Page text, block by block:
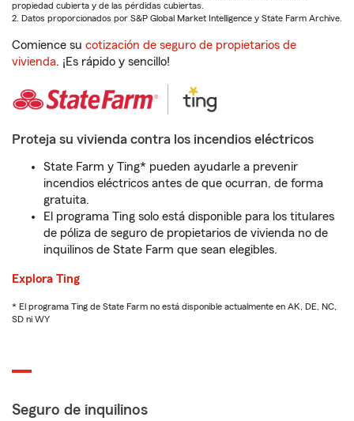
propiedad cubierta y de las pérdidas cubiertas.
2. Datos proporcionados por S&P Global Market Intelligence y State Farm Archive.
Comience su cotización de seguro de propietarios de
vivienda. ¡Es rápido y sencillo!
Proteja su vivienda contra los incendios eléctricos
State Farm y Ting* pueden ayudarle a prevenir
incendios eléctricos antes de que ocurran, de forma
gratuita.
El programa Ting solo está disponible para los titulares
de póliza de seguro de propietarios de vivienda no de
inquilinos de State Farm que sean elegibles.
Explora Ting
* El programa Ting de State Farm no está disponible actualmente en AK, DE, NC,
SD ni WY
Seguro de inquilinos